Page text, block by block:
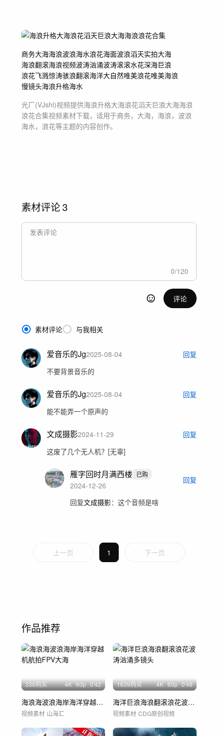
商务大海海浪波浪海水浪花海面波浪滔天实拍大海
海浪翻滚海浪视频波涛汹涌波涛滚滚水花深海巨浪
浪花飞溅惊涛骇浪翻滚海洋大自然唯美浪花唯美海浪
慢镜头海浪升格海水
光厂(VJshi)视频提供海浪升格大海浪花滔天巨浪大海海浪
浪花合集视频素材下载，适用于商务，大海，海浪，波浪
海水，浪花等主题的内容创作。
素材评论3
0/120
评论
素材评论 与我相关
爱音乐的Jg2025-08-04
回复
不要背景音乐的
爱音乐的Jg2025-08-04
回复
能不能弄一个原声的
文成摄影2024-11-29
回复
这废了几个无人机？[无辜]
雁字回时月满西楼 已购
2024-12-26
回复
回复文成摄影： 这个音频是啥
上一页 1 下一页
作品推荐
336购买 4K 60p 0'42
海浪海波浪海岸海洋穿越机航拍FPV大海
视频素材 山海汇
1639购买 4K 60p 0'48
海洋巨浪海浪翻滚浪花波涛汹涌多镜头
视频素材 CDG原创视频